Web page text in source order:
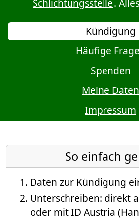
Schlichtungsstelle. Alles
Kündigung
Häufige
Spenden
Meine Daten
Impressum
So einfach
Daten zur Kündigung
Unterschreiben: direkt
oder mit ID Austria